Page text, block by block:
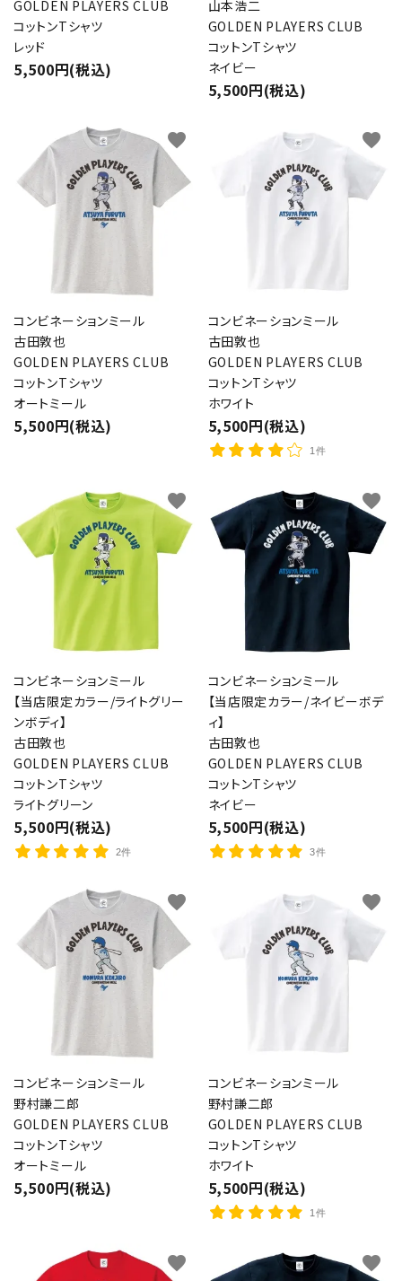
GOLDEN PLAYERS CLUB
コットンTシャツ
レッド
5,500円(税込)
山本浩二
GOLDEN PLAYERS CLUB
コットンTシャツ
ネイビー
5,500円(税込)
コンビネーションミール
古田敦也
GOLDEN PLAYERS CLUB
コットンTシャツ
オートミール
5,500円(税込)
favorite
コンビネーションミール
古田敦也
GOLDEN PLAYERS CLUB
コットンTシャツ
ホワイト
5,500円(税込)
1件
favorite
コンビネーションミール
【当店限定カラー/ライトグリー
ンボディ】
古田敦也
GOLDEN PLAYERS CLUB
コットンTシャツ
ライトグリーン
5,500円(税込)
2件
favorite
コンビネーションミール
【当店限定カラー/ネイビーボデ
ィ】
古田敦也
GOLDEN PLAYERS CLUB
コットンTシャツ
ネイビー
5,500円(税込)
3件
favorite
コンビネーションミール
野村謙二郎
GOLDEN PLAYERS CLUB
コットンTシャツ
オートミール
5,500円(税込)
favorite
コンビネーションミール
野村謙二郎
GOLDEN PLAYERS CLUB
コットンTシャツ
ホワイト
5,500円(税込)
1件
favorite
favorite favorite